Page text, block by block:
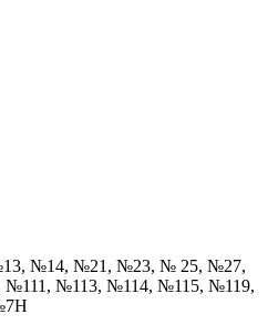
№14, №21, №23, № 25, №27,
№113, №114, №115, №119,